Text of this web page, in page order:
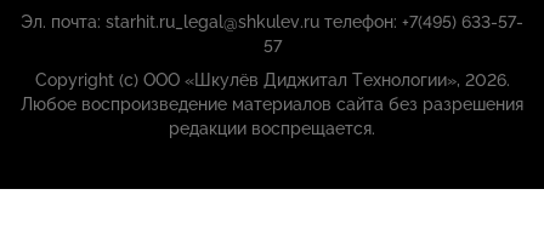
Эл. почта: starhit.ru_legal@shkulev.ru телефон: +7(495) 633-57-
57
Copyright (с) ООО «Шкулёв Диджитал Технологии», 2026.
Любое воспроизведение материалов сайта без разрешения
редакции воспрещается.